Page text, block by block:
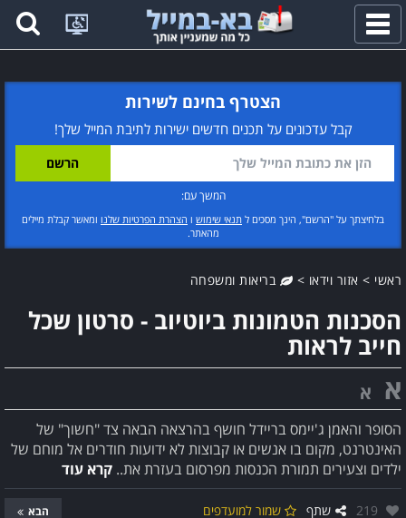
פתח
תפריט
הצטרף בחינם לשירות
קבל עדכונים על תכנים חדשים ישירות לתיבת המייל שלך!
המשך עם:
בלחיצתך על "הרשם", הינך מסכים ל תנאי שימוש ו הצהרת הפרטיות שלנו ומאשר קבלת מיילים
מהאתר.
ראשי > אזור וידאו > בריאות ומשפחה
הסכנות הטמונות ביוטיוב - סרטון שכל
חייב לראות
א א
הסופר והאמן ג'יימס בריידל חושף בהרצאה הבאה צד "חשוך" של
האינטרנט, מקום בו אנשים או קבוצות לא ידועות חודרים אל מוחם של
ילדים וצעירים תמורת הכנסות מפרסום בעזרת את.. קרא עוד
אהבו:
219 שתף שמור למועדפים הבא